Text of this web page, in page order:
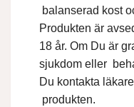
balanserad kost
Produkten är
18 år. Om Du är
sjukdom eller
Du kontakta
produkten.